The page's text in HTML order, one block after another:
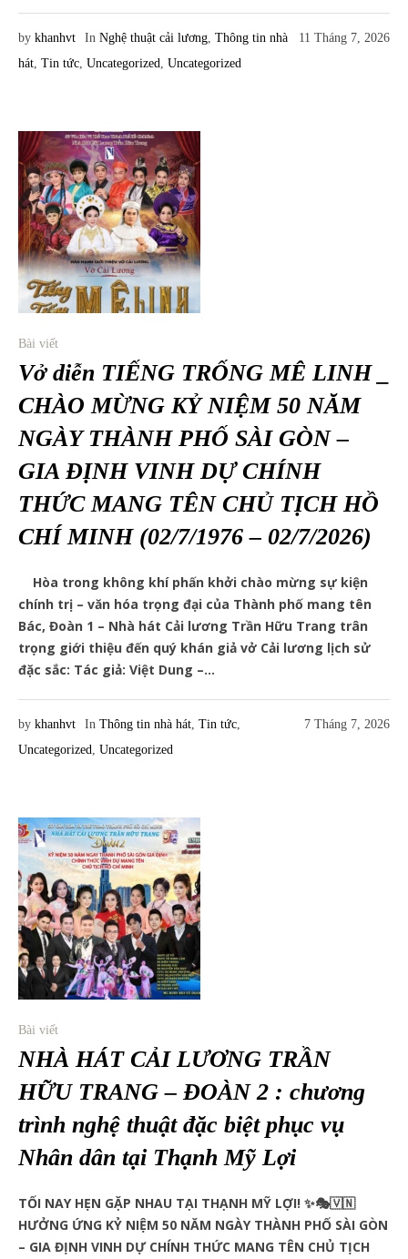
11 Tháng 7, 2026
by khanhvt In Nghệ thuật cải lương, Thông tin nhà
hát, Tin tức, Uncategorized, Uncategorized
Bài viết
Vở diễn TIẾNG TRỐNG MÊ LINH _
CHÀO MỪNG KỶ NIỆM 50 NĂM
NGÀY THÀNH PHỐ SÀI GÒN –
GIA ĐỊNH VINH DỰ CHÍNH
THỨC MANG TÊN CHỦ TỊCH HỒ
CHÍ MINH (02/7/1976 – 02/7/2026)
Hòa trong không khí phấn khởi chào mừng sự kiện
chính trị – văn hóa trọng đại của Thành phố mang tên
Bác, Đoàn 1 – Nhà hát Cải lương Trần Hữu Trang trân
trọng giới thiệu đến quý khán giả vở Cải lương lịch sử
đặc sắc: Tác giả: Việt Dung –...
7 Tháng 7, 2026
by khanhvt In Thông tin nhà hát, Tin tức,
Uncategorized, Uncategorized
Bài viết
NHÀ HÁT CẢI LƯƠNG TRẦN
HỮU TRANG – ĐOÀN 2 : chương
trình nghệ thuật đặc biệt phục vụ
Nhân dân tại Thạnh Mỹ Lợi
TỐI NAY HẸN GẶP NHAU TẠI THẠNH MỸ LỢI! ✨🎭🇻🇳
HƯỞNG ỨNG KỶ NIỆM 50 NĂM NGÀY THÀNH PHỐ SÀI GÒN
– GIA ĐỊNH VINH DỰ CHÍNH THỨC MANG TÊN CHỦ TỊCH